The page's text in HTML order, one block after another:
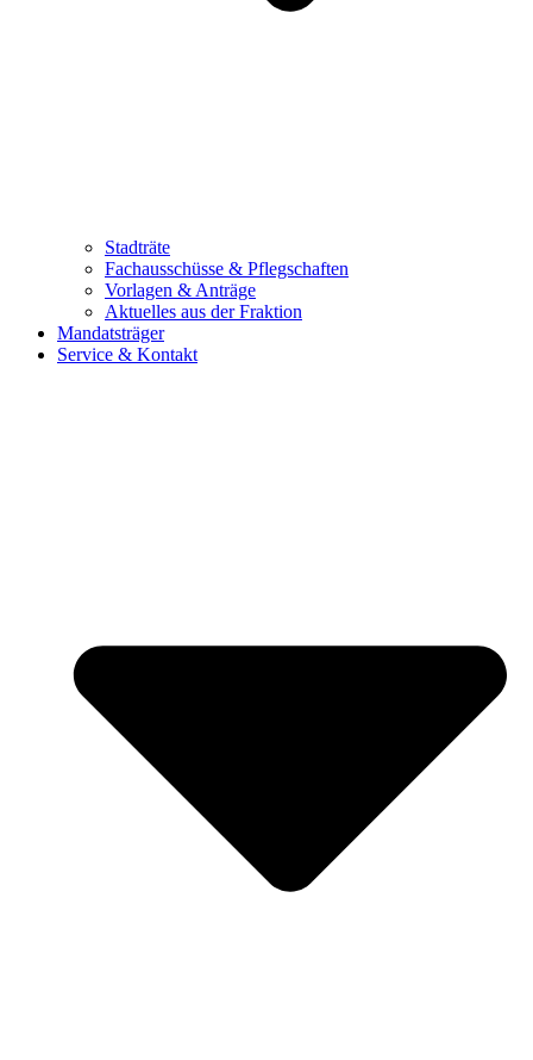
Stadträte
Fachausschüsse & Pflegschaften
Vorlagen & Anträge
Aktuelles aus der Fraktion
Mandatsträger
Service & Kontakt